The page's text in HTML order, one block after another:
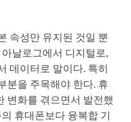
속성만 유지된 것일 뿐
날로그에서 디지털로,
데이터로 말이다. 특히
분을 주목해야 한다. 휴
변화를 겪으면서 발전했
휴대폰보다 융복합 기